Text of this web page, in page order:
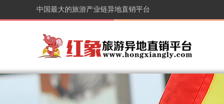
中国最大的旅游产业链异地直销平台